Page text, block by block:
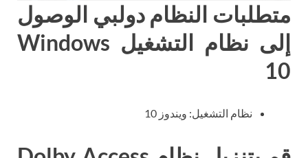
متطلبات النظام دولبي الوصول
إلى نظام التشغيل Windows
10
نظام التشغيل: ويندوز 10